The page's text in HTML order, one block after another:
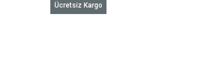
Ücretsiz Kargo